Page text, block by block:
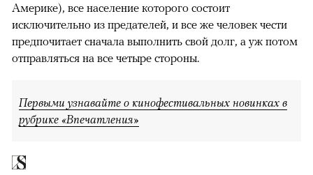
Америке), все население которого состоит
исключительно из предателей, и все же человек чести
предпочитает сначала выполнить свой долг, а уж потом
отправляться на все четыре стороны.
Первыми узнавайте о кинофестивальных новинках в
рубрике «Впечатления»